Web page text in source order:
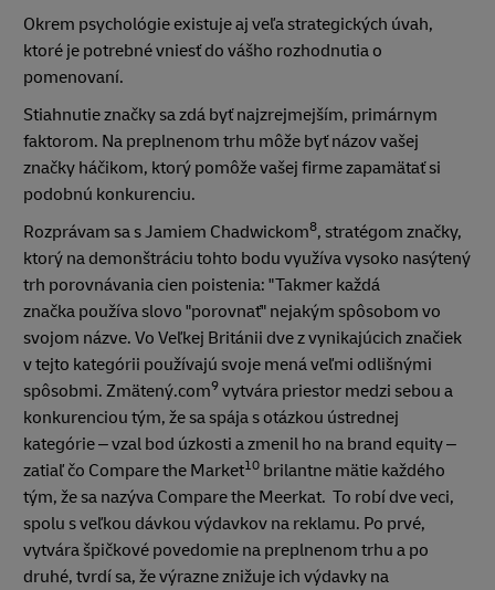
Okrem psychológie existuje aj veľa strategických úvah,
ktoré je potrebné vniesť do vášho rozhodnutia o
pomenovaní.
Stiahnutie značky sa zdá byť najzrejmejším, primárnym
faktorom. Na preplnenom trhu môže byť názov vašej
značky háčikom, ktorý pomôže vašej firme zapamätať si
podobnú konkurenciu.
Rozprávam sa s Jamiem Chadwickom8, stratégom značky,
ktorý na demonštráciu tohto bodu využíva vysoko nasýtený
trh porovnávania cien poistenia: "Takmer každá
značka používa slovo "porovnať" nejakým spôsobom vo
svojom názve. Vo Veľkej Británii dve z vynikajúcich značiek
v tejto kategórii používajú svoje mená veľmi odlišnými
spôsobmi. Zmätený.com9 vytvára priestor medzi sebou a
konkurenciou tým, že sa spája s otázkou ústrednej
kategórie – vzal bod úzkosti a zmenil ho na brand equity –
zatiaľ čo Compare the Market10 brilantne mätie každého
tým, že sa nazýva Compare the Meerkat. To robí dve veci,
spolu s veľkou dávkou výdavkov na reklamu. Po prvé,
vytvára špičkové povedomie na preplnenom trhu a po
druhé, tvrdí sa, že výrazne znižuje ich výdavky na